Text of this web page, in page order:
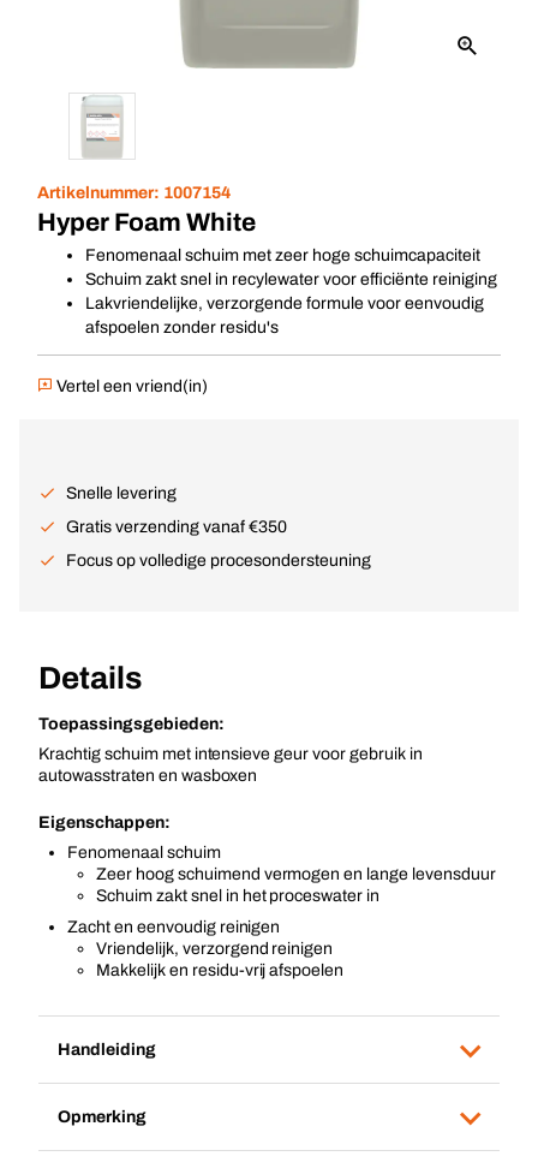
Artikelnummer: 1007154
Hyper Foam White
Fenomenaal schuim met zeer hoge schuimcapaciteit
Schuim zakt snel in recylewater voor efficiënte reiniging
Lakvriendelijke, verzorgende formule voor eenvoudig
afspoelen zonder residu's
Vertel een vriend(in)
Snelle levering
Gratis verzending vanaf €350
Focus op volledige procesondersteuning
Details
Toepassingsgebieden:
Krachtig schuim met intensieve geur voor gebruik in
autowasstraten en wasboxen
Eigenschappen:
Fenomenaal schuim
Zeer hoog schuimend vermogen en lange levensduur
Schuim zakt snel in het proceswater in
Zacht en eenvoudig reinigen
Vriendelijk, verzorgend reinigen
Makkelijk en residu-vrij afspoelen
Handleiding
Opmerking